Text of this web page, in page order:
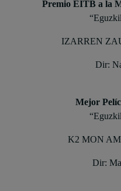
Premio EITB a la
IZARREN
Dir:
Mejor
K2 MON
Dir: